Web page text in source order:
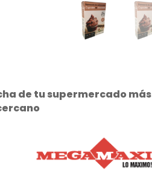
de tu supermercado más